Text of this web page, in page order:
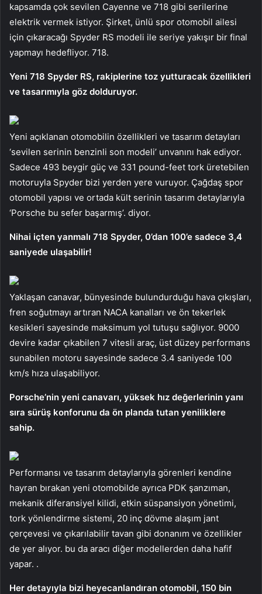
kapsamda çok sevilen Cayenne ve 718 gibi serilerine
elektrik vermek istiyor. Şirket, ünlü spor otomobil ailesi
için çıkaracağı Spyder RS ​​modeli ile seriye yakışır bir final
yapmayı hedefliyor. 718.
Yeni 718 Spyder RS, rakiplerine toz yutturacak özellikleri
ve tasarımıyla göz dolduruyor.
Yeni açıklanan otomobilin özellikleri ve tasarım detayları
‘sevilen serinin benzinli son modeli’ unvanını hak ediyor.
Sadece 493 beygir güç ve 331 pound-feet tork üretebilen
motoruyla Spyder bizi yerden yere vuruyor. Çağdaş spor
otomobil yapısı ve ortada kült serinin tasarım detaylarıyla
‘Porsche bu sefer başarmış’. diyor.
Nihai içten yanmalı 718 Spyder, 0’dan 100’e sadece 3,4
saniyede ulaşabilir!
Yaklaşan canavar, bünyesinde bulundurduğu hava çıkışları,
fren soğutmayı artıran NACA kanalları ve ön tekerlek
kesikleri sayesinde maksimum yol tutuşu sağlıyor. 9000
devire kadar çıkabilen 7 vitesli araç, üst düzey performans
sunabilen motoru sayesinde sadece 3.4 saniyede 100
km/s hıza ulaşabiliyor.
Porsche’nin yeni canavarı, yüksek hız değerlerinin yanı
sıra sürüş konforunu da ön planda tutan yeniliklere
sahip.
Performansı ve tasarım detaylarıyla görenleri kendine
hayran bırakan yeni otomobilde ayrıca PDK şanzıman,
mekanik diferansiyel kilidi, etkin süspansiyon yönetimi,
tork yönlendirme sistemi, 20 inç dövme alaşım jant
çerçevesi ve çıkarılabilir tavan gibi donanım ve özellikler
de yer alıyor. bu da aracı diğer modellerden daha hafif
yapar. .
Her detayıyla bizi heyecanlandıran otomobil, 150 bin